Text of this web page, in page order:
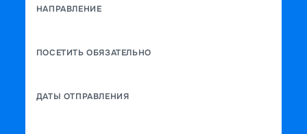
НАПРАВЛЕНИЕ
ПОСЕТИТЬ ОБЯЗАТЕЛЬНО
ДАТЫ ОТПРАВЛЕНИЯ